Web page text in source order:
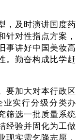
及时演讲国度药
针对性指点方案，
事讲好中国美妆高
。勤奋构成比学赶
加大对本行政区
实行分级分类办
筛选一批质量系统
经验并固化为工做
现实需乞降志愿，